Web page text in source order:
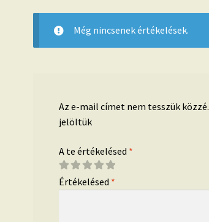
Még nincsenek értékelések.
Az e-mail címet nem tesszük közzé.
jelöltük
A te értékelésed *
Értékelésed *